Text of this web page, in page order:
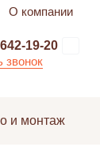
О компании
642-19-20
звонок
и монтаж